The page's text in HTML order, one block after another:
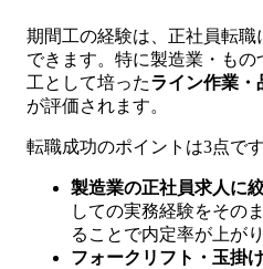
期間工の経験は、正社員転職
できます。特に製造業・も
工として培ったライン作業・
が評価されます。
転職成功のポイントは3点です
製造業の正社員求人に
しての実務経験をその
ることで内定率が上が
フォークリフト・玉掛